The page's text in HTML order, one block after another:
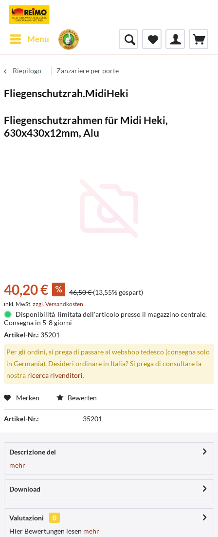
Menu
Riepilogo Zanzariere per porte
Fliegenschutzrah.MidiHeki
Fliegenschutzrahmen für Midi Heki,
630x430x12mm, Alu
40,20 € 46,50 €(13,55% gespart)
inkl. MwSt. zzgl. Versandkosten
Disponibilità limitata dell'articolo presso il magazzino centrale.
Consegna in 5-8 giorni
Artikel-Nr.: 35201
Per gli ordini, si prega di passare al webshop tedesco (consegna solo
in Germania). Desideri ordinare in Italia? Si prega di consultare la
nostra ricerca rivenditori.
Merken Bewerten
Artikel-Nr.: 35201
Descrizione del
mehr
Download
Valutazioni
0
Hier Bewertungen lesen mehr